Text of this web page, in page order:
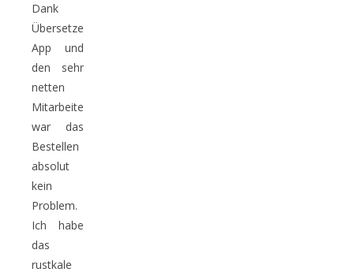
Dank
Übersetzer-
App und
den sehr
netten
Mitarbeitern
war das
Bestellen
absolut
kein
Problem.
Ich habe
das
rustkale